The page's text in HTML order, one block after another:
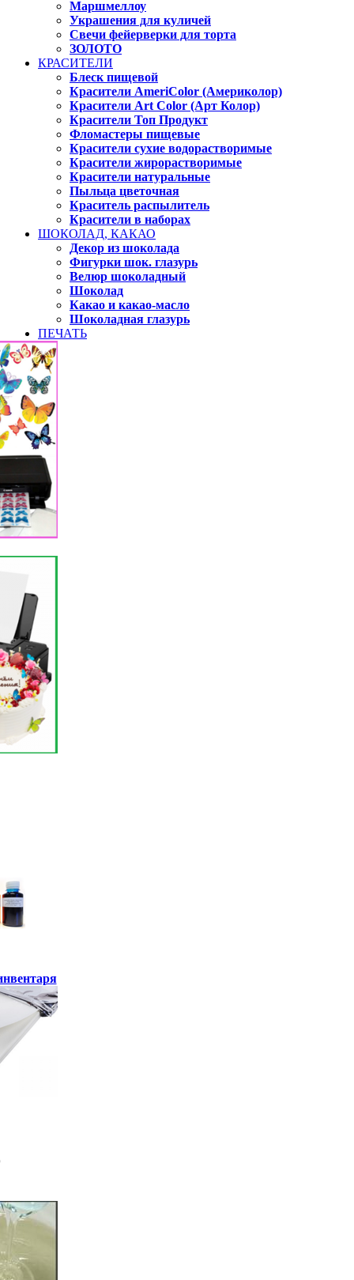
Маршмеллоу
Украшения для куличей
Свечи фейерверки для торта
ЗОЛОТО
КРАСИТЕЛИ
Блеск пищевой
Красители AmeriColor (Америколор)
Красители Art Color (Арт Колор)
Красители Топ Продукт
Фломастеры пищевые
Красители сухие водорастворимые
Красители жирорастворимые
Красители натуральные
Пыльца цветочная
Краситель распылитель
Красители в наборах
ШОКОЛАД, КАКАО
Декор из шоколада
Фигурки шок. глазурь
Велюр шоколадный
Шоколад
Какао и какао-масло
Шоколадная глазурь
ПЕЧАТЬ